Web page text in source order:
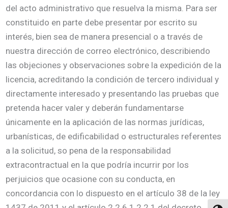
del acto administrativo que resuelva la misma. Para ser
constituido en parte debe presentar por escrito su
interés, bien sea de manera presencial o a través de
nuestra dirección de correo electrónico, describiendo
las objeciones y observaciones sobre la expedición de la
licencia, acreditando la condición de tercero individual y
directamente interesado y presentando las pruebas que
pretenda hacer valer y deberán fundamentarse
únicamente en la aplicación de las normas jurídicas,
urbanísticas, de edificabilidad o estructurales referentes
a la solicitud, so pena de la responsabilidad
extracontractual en la que podría incurrir por los
perjuicios que ocasione con su conducta, en
concordancia con lo dispuesto en el artículo 38 de la ley